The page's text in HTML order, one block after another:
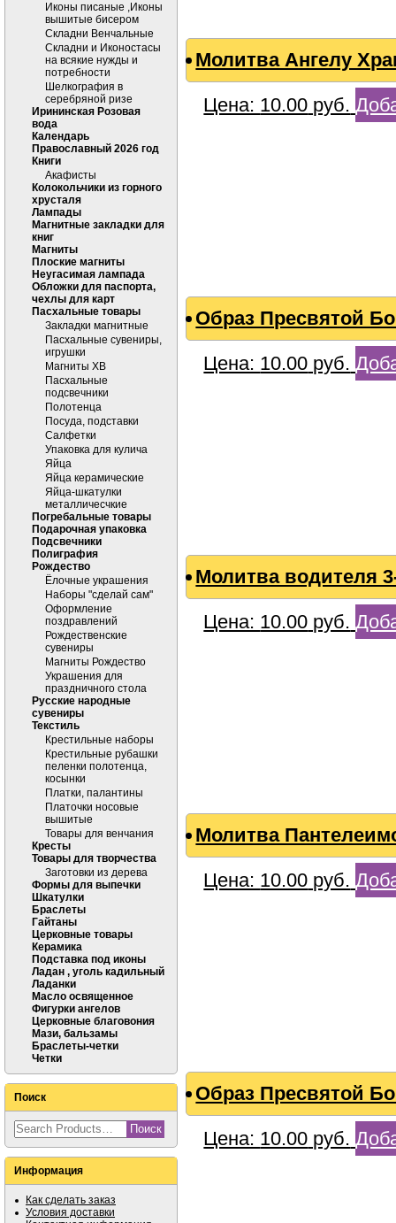
Иконы писаные ,Иконы
вышитые бисером
Складни Венчальные
Складни и Иконостасы
на всякие нужды и
потребности
Шелкография в
серебряной ризе
Ирининская Розовая
вода
Календарь
Православный 2026 год
Книги
Акафисты
Колокольчики из горного
хрусталя
Лампады
Магнитные закладки для
книг
Магниты
Плоские магниты
Неугасимая лампада
Обложки для паспорта,
чехлы для карт
Пасхальные товары
Закладки магнитные
Пасхальные сувениры,
игрушки
Магниты ХВ
Пасхальные
подсвечники
Полотенца
Посуда, подставки
Салфетки
Упаковка для кулича
Яйца
Яйца керамические
Яйца-шкатулки
металличесчкие
Погребальные товары
Подарочная упаковка
Подсвечники
Полиграфия
Рождество
Ёлочные украшения
Наборы "сделай сам"
Оформление
поздравлений
Рождественские
сувениры
Магниты Рождество
Украшения для
праздничного стола
Русские народные
сувениры
Текстиль
Крестильные наборы
Крестильные рубашки
пеленки полотенца,
косынки
Платки, палантины
Платочки носовые
вышитые
Товары для венчания
Кресты
Товары для творчества
Заготовки из дерева
Формы для выпечки
Шкатулки
Браслеты
Гайтаны
Церковные товары
Керамика
Подставка под иконы
Ладан , уголь кадильный
Ладанки
Масло освященное
Фигурки ангелов
Церковные благовония
Мази, бальзамы
Браслеты-четки
Четки
Поиск
Информация
Как сделать заказ
Условия доставки
Молитва Ангелу
Цена: 10.00 руб.
Образ Пресвятой
Цена: 10.00 руб.
Молитва водителя
Цена: 10.00 руб.
Молитва
Цена: 10.00 руб.
Образ Пресвятой
Цена: 10.00 руб.